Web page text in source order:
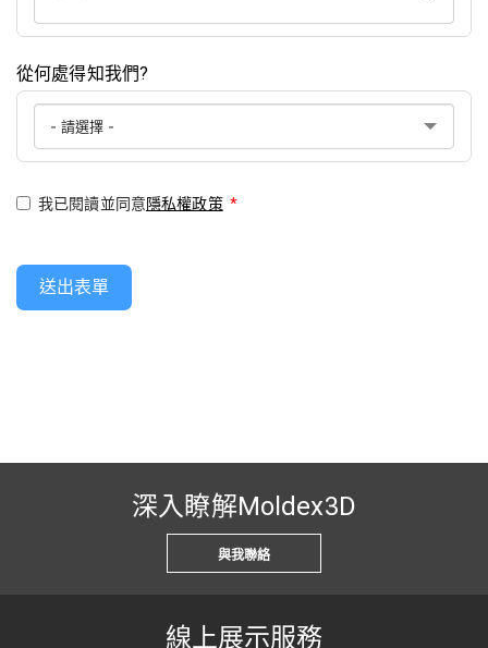
從何處得知我們?
我已閱讀並同意隱私權政策 *
送出表單
深入瞭解Moldex3D
與我聯絡
線上展示服務